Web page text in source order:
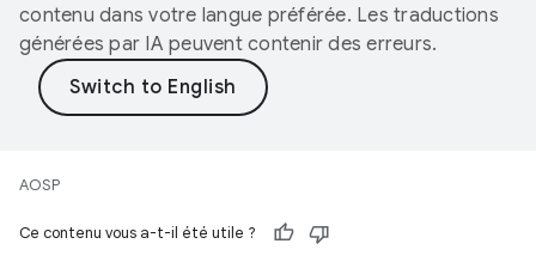
contenu dans votre langue préférée. Les traductions
générées par IA peuvent contenir des erreurs.
AOSP
Ce contenu vous a-t-il été utile ?